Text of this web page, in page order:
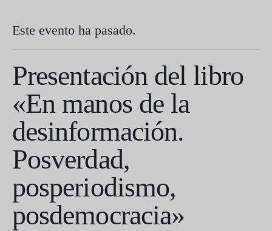
Este evento ha pasado.
Presentación del libro
«En manos de la
desinformación.
Posverdad,
posperiodismo,
posdemocracia»